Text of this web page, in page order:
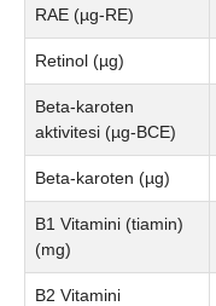
RAE (µg-RE)
Retinol (µg)
Beta-karoten
aktivitesi (µg-BCE)
Beta-karoten (µg)
B1 Vitamini (tiamin)
(mg)
B2 Vitamini